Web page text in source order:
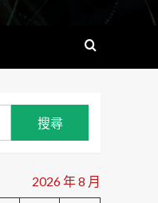
2026 年 8 月